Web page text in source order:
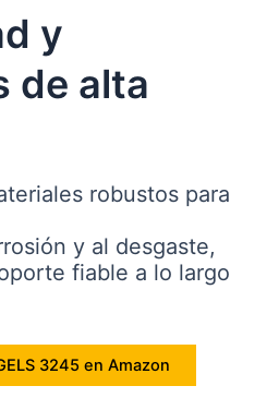
y
de alta
robustos para
y al desgaste,
fiable a lo largo
3245 en Amazon